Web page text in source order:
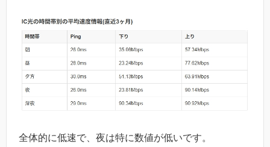
全体的に低速で、夜は特に数値が低いです。